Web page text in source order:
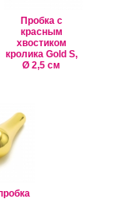
Пробка с
красным
хвостиком
кролика Gold S,
Ø 2,5 см